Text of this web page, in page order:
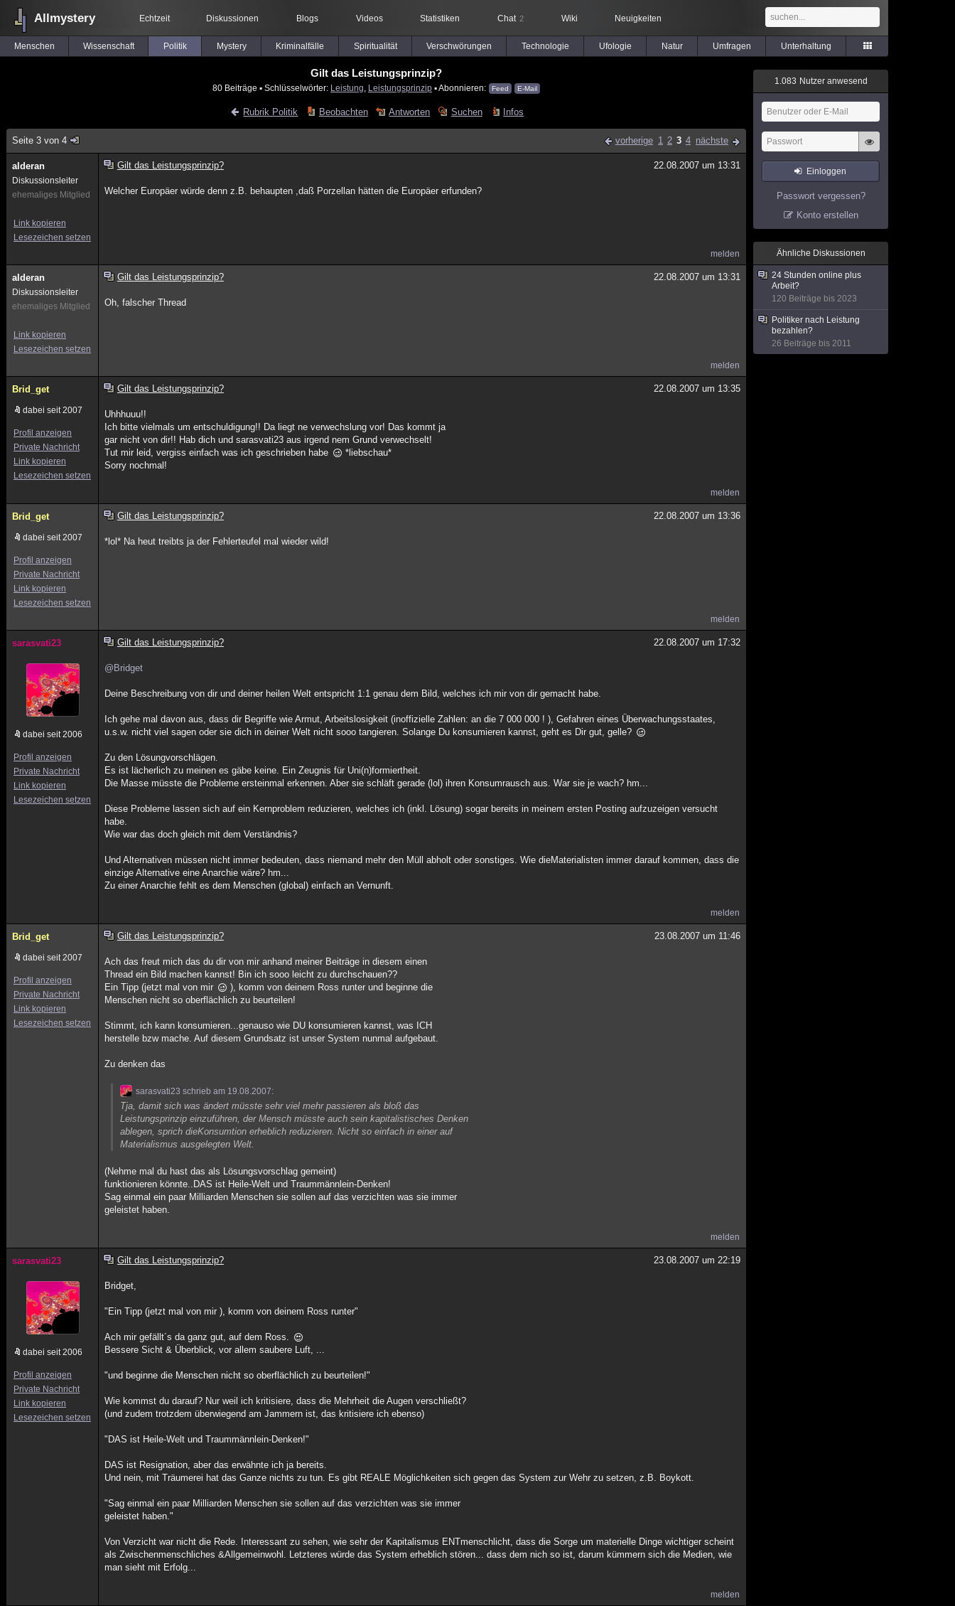
Allmystery Echtzeit Diskussionen Blogs Videos Statistiken Chat 2 Wiki Neuigkeiten
Menschen Wissenschaft Politik Mystery Kriminalfälle Spiritualität Verschwörungen Technologie Ufologie Natur Umfragen Unterhaltung
Gilt das Leistungsprinzip?
80 Beiträge ▪ Schlüsselwörter: Leistung Leistungsprinzip ▪ Abonnieren: Feed E-Mail
Rubrik Politik Beobachten Antworten Suchen Infos
Seite 3 von 4 vorherige 1 2 3 4 nächste
alderan
Diskussionsleiter
ehemaliges Mitglied
Link kopieren
Lesezeichen setzen
Gilt das Leistungsprinzip? 22.08.2007 um 13:31
Welcher Europäer würde denn z.B. behaupten ,daß Porzellan hätten die Europäer erfunden?
melden
alderan
Diskussionsleiter
ehemaliges Mitglied
Link kopieren
Lesezeichen setzen
Gilt das Leistungsprinzip? 22.08.2007 um 13:31
Oh, falscher Thread
melden
Brid_get
dabei seit 2007
Profil anzeigen
Private Nachricht
Link kopieren
Lesezeichen setzen
Gilt das Leistungsprinzip? 22.08.2007 um 13:35
Uhhhuuu!!
Ich bitte vielmals um entschuldigung!! Da liegt ne verwechslung vor! Das kommt ja
gar nicht von dir!! Hab dich und sarasvati23 aus irgend nem Grund verwechselt!
Tut mir leid, vergiss einfach was ich geschrieben habe
*liebschau*
Sorry nochmal!
melden
Brid_get
dabei seit 2007
Profil anzeigen
Private Nachricht
Link kopieren
Lesezeichen setzen
Gilt das Leistungsprinzip? 22.08.2007 um 13:36
*lol* Na heut treibts ja der Fehlerteufel mal wieder wild!
melden
sarasvati23
dabei seit 2006
Profil anzeigen
Private Nachricht
Link kopieren
Lesezeichen setzen
Gilt das Leistungsprinzip? 22.08.2007 um 17:32
@Bridget
Deine Beschreibung von dir und deiner heilen Welt entspricht 1:1 genau dem Bild, welches ich mir von dir gemacht habe.
Ich gehe mal davon aus, dass dir Begriffe wie Armut, Arbeitslosigkeit (inoffizielle Zahlen: an die 7 000 000 ! ), Gefahren eines Überwachungsstaates,
u.s.w. nicht viel sagen oder sie dich in deiner Welt nicht sooo tangieren. Solange Du konsumieren kannst, geht es Dir gut, gelle?
Zu den Lösungvorschlägen.
Es ist lächerlich zu meinen es gäbe keine. Ein Zeugnis für Uni(n)formiertheit.
Die Masse müsste die Probleme ersteinmal erkennen. Aber sie schläft gerade (lol) ihren Konsumrausch aus. War sie je wach? hm...
Diese Probleme lassen sich auf ein Kernproblem reduzieren, welches ich (inkl. Lösung) sogar bereits in meinem ersten Posting aufzuzeigen versucht
habe.
Wie war das doch gleich mit dem Verständnis?
Und Alternativen müssen nicht immer bedeuten, dass niemand mehr den Müll abholt oder sonstiges. Wie dieMaterialisten immer darauf kommen, dass die
einzige Alternative eine Anarchie wäre? hm...
Zu einer Anarchie fehlt es dem Menschen (global) einfach an Vernunft.
melden
Brid_get
dabei seit 2007
Profil anzeigen
Private Nachricht
Link kopieren
Lesezeichen setzen
Gilt das Leistungsprinzip? 23.08.2007 um 11:46
Ach das freut mich das du dir von mir anhand meiner Beiträge in diesem einen
Thread ein Bild machen kannst! Bin ich sooo leicht zu durchschauen??
Ein Tipp (jetzt mal von mir
), komm von deinem Ross runter und beginne die
Menschen nicht so oberflächlich zu beurteilen!
Stimmt, ich kann konsumieren...genauso wie DU konsumieren kannst, was ICH
herstelle bzw mache. Auf diesem Grundsatz ist unser System nunmal aufgebaut.
Zu denken das
sarasvati23 schrieb am 19.08.2007:
Tja, damit sich was ändert müsste sehr viel mehr passieren als bloß das
Leistungsprinzip einzuführen, der Mensch müsste auch sein kapitalistisches Denken
ablegen, sprich dieKonsumtion erheblich reduzieren. Nicht so einfach in einer auf
Materialismus ausgelegten Welt.
(Nehme mal du hast das als Lösungsvorschlag gemeint)
funktionieren könnte..DAS ist Heile-Welt und Traummännlein-Denken!
Sag einmal ein paar Milliarden Menschen sie sollen auf das verzichten was sie immer
geleistet haben.
melden
sarasvati23
dabei seit 2006
Profil anzeigen
Private Nachricht
Link kopieren
Lesezeichen setzen
Gilt das Leistungsprinzip? 23.08.2007 um 22:19
Bridget,
"Ein Tipp (jetzt mal von mir ), komm von deinem Ross runter"
Ach mir gefällt´s da ganz gut, auf dem Ross.
Bessere Sicht & Überblick, vor allem saubere Luft, ...
"und beginne die Menschen nicht so oberflächlich zu beurteilen!"
Wie kommst du darauf? Nur weil ich kritisiere, dass die Mehrheit die Augen verschließt?
(und zudem trotzdem überwiegend am Jammern ist, das kritisiere ich ebenso)
"DAS ist Heile-Welt und Traummännlein-Denken!"
DAS ist Resignation, aber das erwähnte ich ja bereits.
Und nein, mit Träumerei hat das Ganze nichts zu tun. Es gibt REALE Möglichkeiten sich gegen das System zur Wehr zu setzen, z.B. Boykott.
"Sag einmal ein paar Milliarden Menschen sie sollen auf das verzichten was sie immer
geleistet haben."
Von Verzicht war nicht die Rede. Interessant zu sehen, wie sehr der Kapitalismus ENTmenschlicht, dass die Sorge um materielle Dinge wichtiger scheint
als Zwischenmenschliches &Allgemeinwohl. Letzteres würde das System erheblich stören... dass dem nich so ist, darum kümmern sich die Medien, wie
man sieht mit Erfolg...
melden
1.083 Nutzer anwesend
Einloggen
Passwort vergessen?
Konto erstellen
Ähnliche Diskussionen
24 Stunden online plus
Arbeit?
120 Beiträge bis 2023
Politiker nach Leistung
bezahlen?
26 Beiträge bis 2011